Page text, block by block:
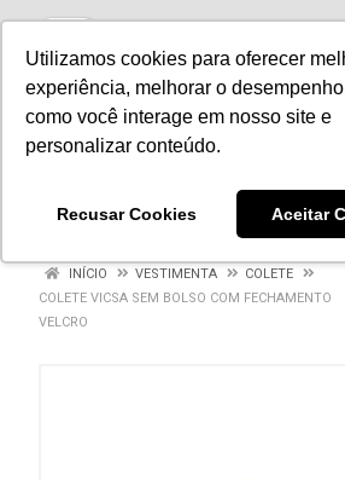
Utilizamos cookies para oferecer
experiência, melhorar o
como você interage em nosso site e
personalizar conteúdo.
Recusar Cookies Aceitar
INÍCIO VESTIMENTA
COLETE
COLETE VICSA SEM BOLSO COM FECHAMENTO
VELCRO